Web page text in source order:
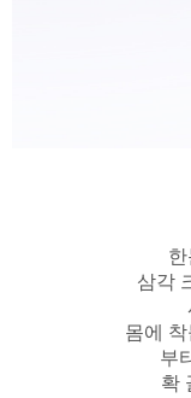
삼각
몸에
부
확